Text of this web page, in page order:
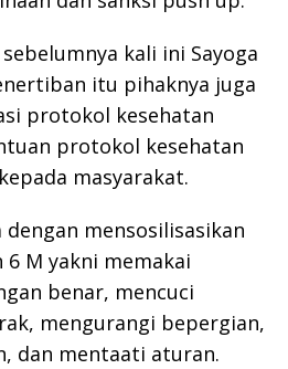
kali ini Sayoga
itu pihaknya juga
protokol kesehatan
protokol kesehatan
masyarakat.
dengan mensosilisasikan
M yakni memakai
benar, mencuci
mengurangi bepergian,
dan mentaati aturan.